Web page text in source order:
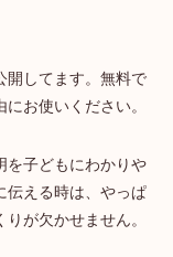
開してます。無料で
お使いください。
を子どもにわかりや
伝える時は、やっぱ
が欠かせません。